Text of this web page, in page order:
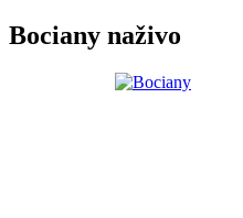
Bociany naživo